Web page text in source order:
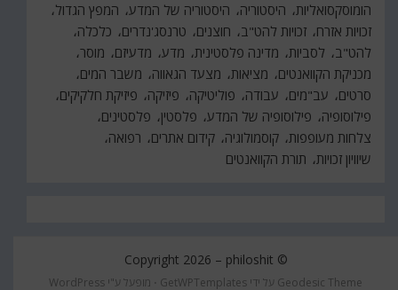
הומוסקסואליות היסטוריה היסטוריה של המדע המפץ הגדול
זכויות אזרח זכויות להט"ב חוצנים טרנסג'נדרים
כלכלה
להט"ב
לסביות מדינה פלסטינית מדע מדעיזם
מוסר
מכניקת הקוואנטים
מציאות מצעד הגאווה
משבר המים
סרטים
עב"מים עבודה פוליטיקה פיזיקה
פיזיקת חלקיקים
פילוסופיה
פילוסופיה של המדע פלסטין פלסטינים
צלחות מעופפות קוסמולוגיה קידום אתרים
רפואה
שיוויון זכויות תורת הקוואנטים
© Copyright 2026 –
philoshit
Geodesic Theme על ידי GetWPTemplates מופעל ע"י WordPress